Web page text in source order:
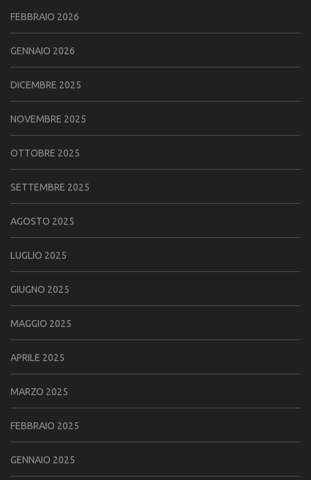
FEBBRAIO 2026
GENNAIO 2026
DICEMBRE 2025
NOVEMBRE 2025
OTTOBRE 2025
SETTEMBRE 2025
AGOSTO 2025
LUGLIO 2025
GIUGNO 2025
MAGGIO 2025
APRILE 2025
MARZO 2025
FEBBRAIO 2025
GENNAIO 2025